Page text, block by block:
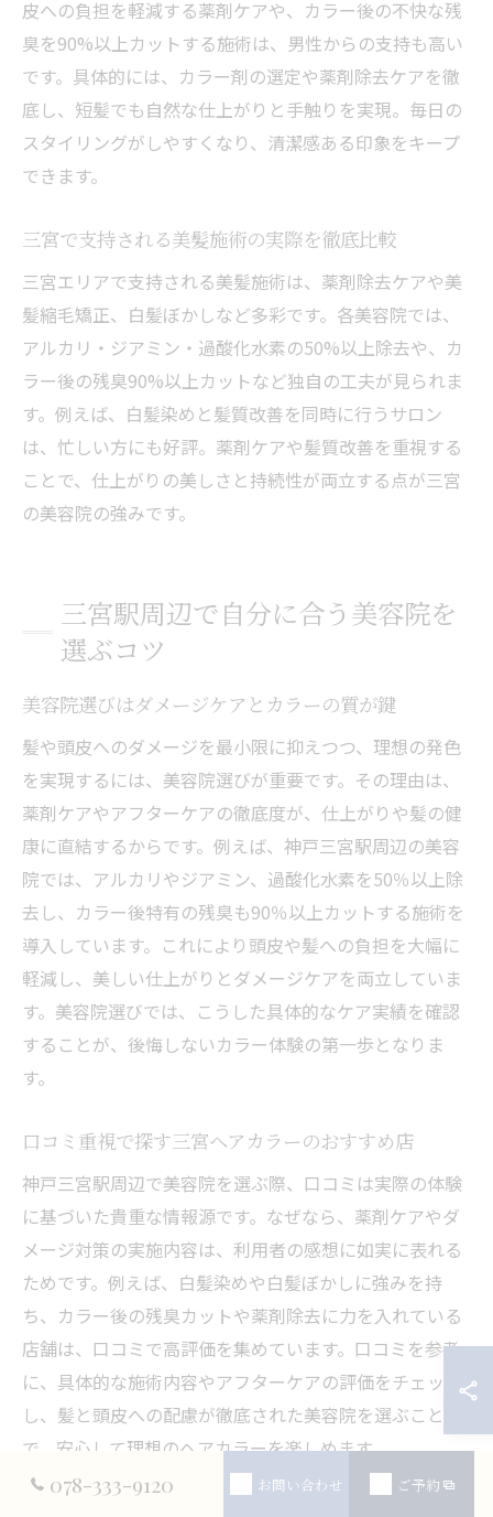
皮への負担を軽減する薬剤ケアや、カラー後の不快な残
臭を90%以上カットする施術は、男性からの支持も高い
です。具体的には、カラー剤の選定や薬剤除去ケアを徹
底し、短髪でも自然な仕上がりと手触りを実現。毎日の
スタイリングがしやすくなり、清潔感ある印象をキープ
できます。
三宮で支持される美髪施術の実際を徹底比較
三宮エリアで支持される美髪施術は、薬剤除去ケアや美
髪縮毛矯正、白髪ぼかしなど多彩です。各美容院では、
アルカリ・ジアミン・過酸化水素の50%以上除去や、カ
ラー後の残臭90%以上カットなど独自の工夫が見られま
す。例えば、白髪染めと髪質改善を同時に行うサロン
は、忙しい方にも好評。薬剤ケアや髪質改善を重視する
ことで、仕上がりの美しさと持続性が両立する点が三宮
の美容院の強みです。
三宮駅周辺で自分に合う美容院を
選ぶコツ
美容院選びはダメージケアとカラーの質が鍵
髪や頭皮へのダメージを最小限に抑えつつ、理想の発色
を実現するには、美容院選びが重要です。その理由は、
薬剤ケアやアフターケアの徹底度が、仕上がりや髪の健
康に直結するからです。例えば、神戸三宮駅周辺の美容
院では、アルカリやジアミン、過酸化水素を50％以上除
去し、カラー後特有の残臭も90％以上カットする施術を
導入しています。これにより頭皮や髪への負担を大幅に
軽減し、美しい仕上がりとダメージケアを両立していま
す。美容院選びでは、こうした具体的なケア実績を確認
することが、後悔しないカラー体験の第一歩となりま
す。
口コミ重視で探す三宮ヘアカラーのおすすめ店
神戸三宮駅周辺で美容院を選ぶ際、口コミは実際の体験
に基づいた貴重な情報源です。なぜなら、薬剤ケアやダ
メージ対策の実施内容は、利用者の感想に如実に表れる
ためです。例えば、白髪染めや白髪ぼかしに強みを持
ち、カラー後の残臭カットや薬剤除去に力を入れている
店舗は、口コミで高評価を集めています。口コミを参考
に、具体的な施術内容やアフターケアの評価をチェック
し、髪と頭皮への配慮が徹底された美容院を選ぶこと
で、安心して理想のヘアカラーを楽しめます。
078-333-9120 お問い合わせ ご予約